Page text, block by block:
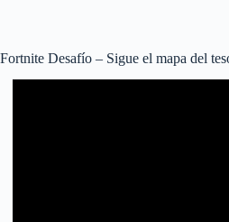
Fortnite Desafío – Sigue el mapa del